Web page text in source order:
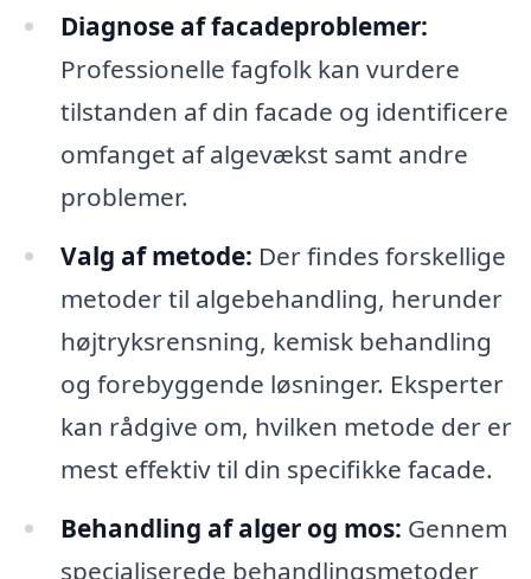
Diagnose af facadeproblemer:
Professionelle fagfolk kan vurdere
tilstanden af din facade og identificere
omfanget af algevækst samt andre
problemer.
Valg af metode: Der findes forskellige
metoder til algebehandling, herunder
højtryksrensning, kemisk behandling
og forebyggende løsninger. Eksperter
kan rådgive om, hvilken metode der er
mest effektiv til din specifikke facade.
Behandling af alger og mos: Gennem
specialiserede behandlingsmetoder